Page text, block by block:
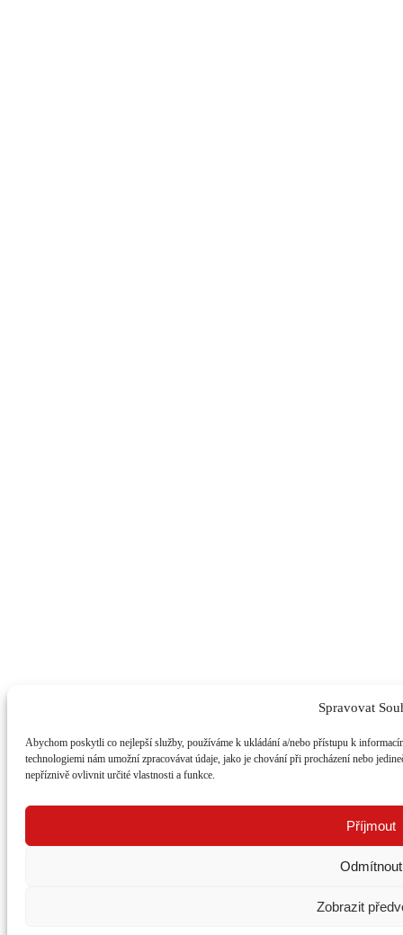
Spravovat
Abychom poskytli co nejlepší služby, používáme k ukládání a/nebo přístupu k
technologiemi nám umožní zpracovávat údaje, jako je chování při procházení nebo
nepříznivě ovlivnit určité vlastnosti a funkce.
Příjmout
Odmítnout
Zobrazit